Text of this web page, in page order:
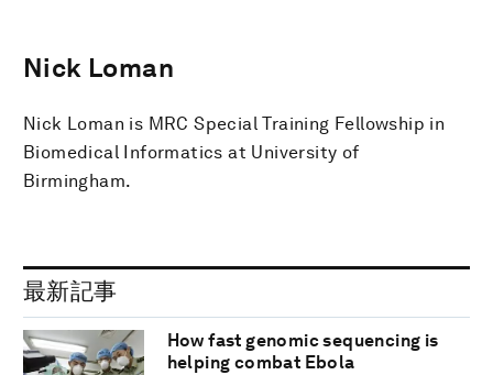
Nick Loman
Nick Loman is MRC Special Training Fellowship in
Biomedical Informatics at University of
Birmingham.
最新記事
How fast genomic sequencing is
helping combat Ebola